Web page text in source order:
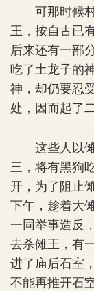
可那时候村
王，按自古已
后来还有一部
吃了土龙子的
神，却仍要忍
处，因而起了
这些人以傩
三，将有黑狗
开，为了阻止
下午，趁着大
一同举事造反
去杀傩王，有
进了庙后石室
不能再推开石